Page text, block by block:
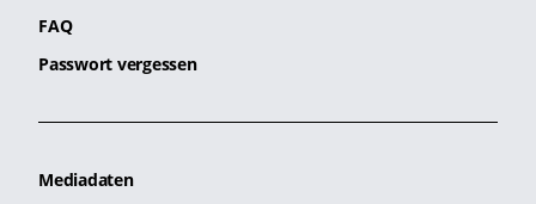
FAQ
Passwort vergessen
Mediadaten